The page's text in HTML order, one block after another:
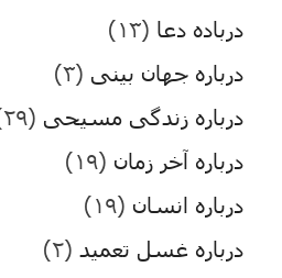
درباده دعا (۱۳)
درباره جهان بینی (۳)
درباره زندگی مسیحی (۲۹)
درباره آخر زمان (۱۹)
درباره انسان (۱۹)
درباره غسل تعمید (۲)